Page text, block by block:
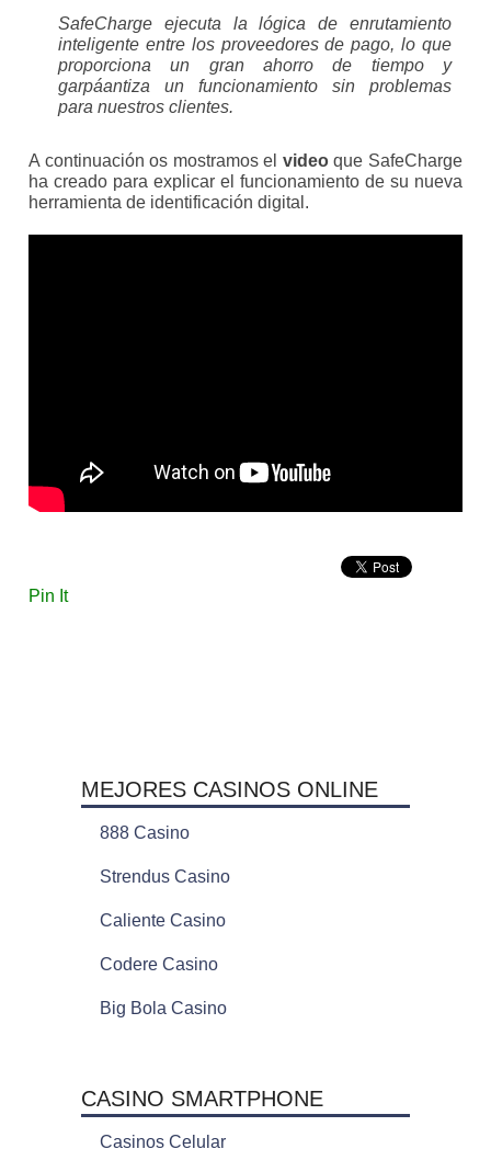
SafeCharge ejecuta la lógica de enrutamiento
inteligente entre los proveedores de pago, lo que
proporciona un gran ahorro de tiempo y
garpáantiza un funcionamiento sin problemas
para nuestros clientes.
A continuación os mostramos el videoque SafeCharge
ha creado para explicar el funcionamiento de su nueva
herramienta de identificación digital.
Pin It
MEJORES CASINOS ONLINE
888 Casino
Strendus Casino
Caliente Casino
Codere Casino
Big Bola Casino
CASINO SMARTPHONE
Casinos Celular